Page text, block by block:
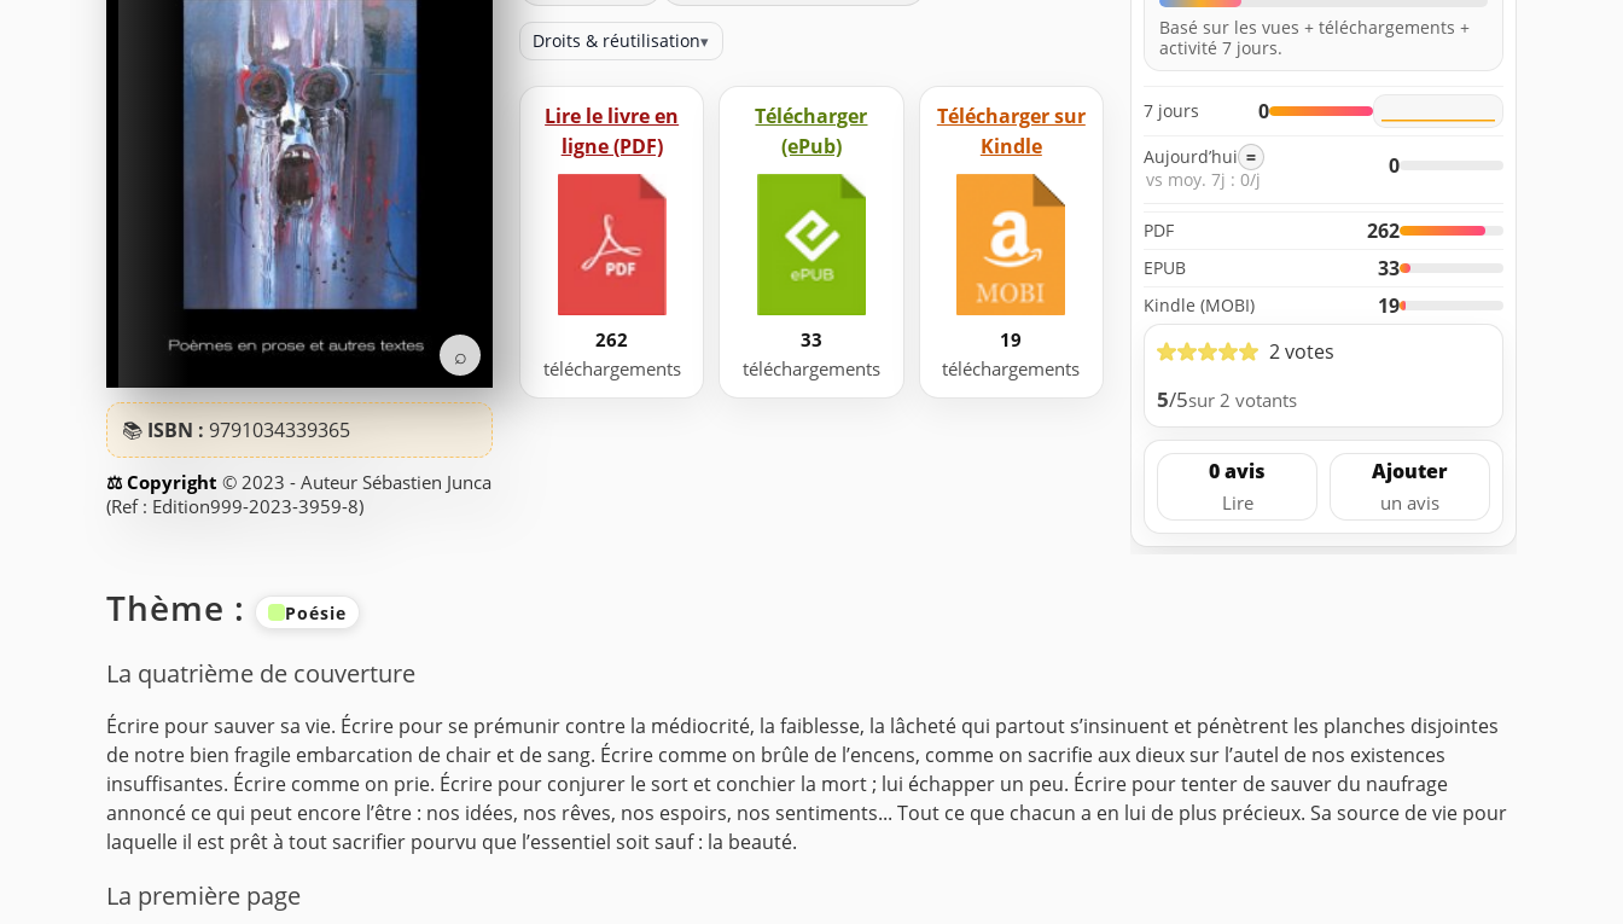
⌕
📚 ISBN : 9791034339365
© 2023 - Auteur Sébastien Junca
(Ref : Edition999-2023-3959-8)
Droits & réutilisation▾
Lire le livre en
ligne (PDF)
262
téléchargements
Télécharger
(ePub)
33
téléchargements
Télécharger sur
Kindle
19
téléchargements
Basé sur les vues + téléchargements +
activité 7 jours.
7 jours 0
Aujourd’hui =
vs moy. 7j : 0/j
0
PDF 262
EPUB 33
Kindle (MOBI)
19
2 votes
5/5sur 2 votants
0 avis
Lire
Ajouter
un avis
Thème : Poésie
La quatrième de couverture
Écrire pour sauver sa vie. Écrire pour se prémunir contre la médiocrité, la faiblesse, la lâcheté qui partout s’insinuent et pénètrent les planches disjointes
de notre bien fragile embarcation de chair et de sang. Écrire comme on brûle de l’encens, comme on sacrifie aux dieux sur l’autel de nos existences
insuffisantes. Écrire comme on prie. Écrire pour conjurer le sort et conchier la mort ; lui échapper un peu. Écrire pour tenter de sauver du naufrage
annoncé ce qui peut encore l’être : nos idées, nos rêves, nos espoirs, nos sentiments... Tout ce que chacun a en lui de plus précieux. Sa source de vie pour
laquelle il est prêt à tout sacrifier pourvu que l’essentiel soit sauf : la beauté.
La première page